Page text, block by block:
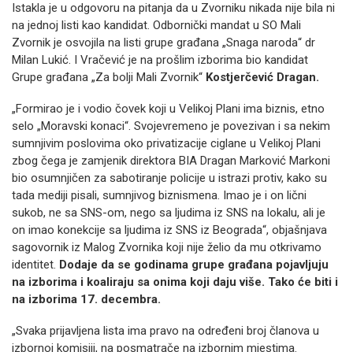
Istakla je u odgovoru na pitanja da u Zvorniku nikada nije bila ni
na jednoj listi kao kandidat. Odbornički mandat u SO Mali
Zvornik je osvojila na listi grupe građana „Snaga naroda“ dr
Milan Lukić. I Vračević je na prošlim izborima bio kandidat
Grupe građana „Za bolji Mali Zvornik“ Kostjerčević Dragan.
„Formirao je i vodio čovek koji u Velikoj Plani ima biznis, etno
selo „Moravski konaci“. Svojevremeno je povezivan i sa nekim
sumnjivim poslovima oko privatizacije ciglane u Velikoj Plani
zbog čega je zamjenik direktora BIA Dragan Marković Markoni
bio osumnjičen za sabotiranje policije u istrazi protiv, kako su
tada mediji pisali, sumnjivog biznismena. Imao je i on lični
sukob, ne sa SNS-om, nego sa ljudima iz SNS na lokalu, ali je
on imao konekcije sa ljudima iz SNS iz Beograda“, objašnjava
sagovornik iz Malog Zvornika koji nije želio da mu otkrivamo
identitet. Dodaje da se godinama grupe građana pojavljuju
na izborima i koaliraju sa onima koji daju više. Tako će biti i
na izborima 17. decembra.
„Svaka prijavljena lista ima pravo na određeni broj članova u
izbornoj komisiji, na posmatrače na izbornim mjestima.